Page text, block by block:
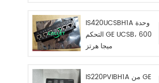
IS420UCSBH1A وحدة
التحكم GE UCSB، 600
ميجا هرتز
IS220PVIBH1A من GE